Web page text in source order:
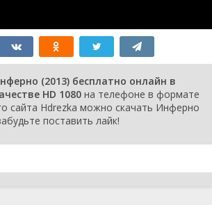
(2013) бесплатно онлайн в
HD 1080 на телефоне в формате
сайта Hdrezka можно скачать Инферно
поставить лайк!